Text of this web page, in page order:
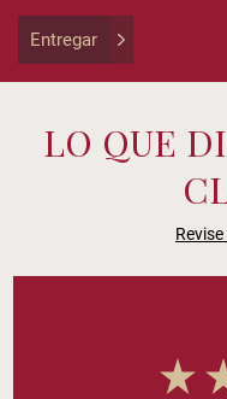
unchanged.
Entregar
LO QUE